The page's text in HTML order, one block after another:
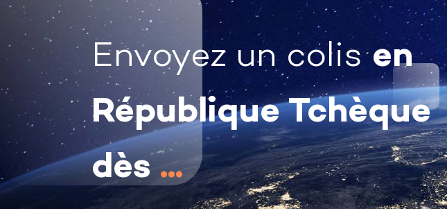
Envoyez un colisen
République Tchèque
dès...